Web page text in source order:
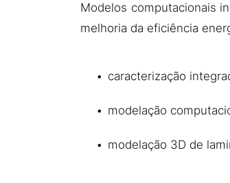
Modelos computacionais
melhoria da eficiência
caracterização
modelação
modelação 3D de